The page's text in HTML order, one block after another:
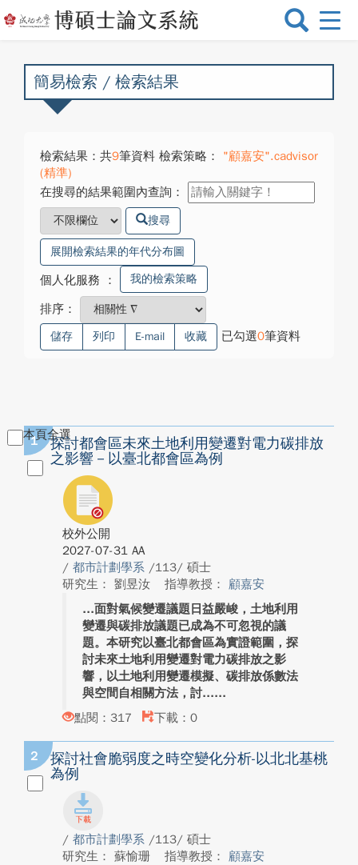
選
換
簡易檢索 / 檢索結果
檢索結果：共9筆資料 檢索策略：
"顧嘉安".cadvisor
(精準)
在搜尋的結果範圍內查詢：
搜尋
展開檢索結果的年代分布圖
個人化服務 ： 我的檢索策略
排序：
儲存 列印 E-mail 收藏 已勾選0筆資料
本頁全選
1
探討都會區未來土地利用變遷對電力碳排放
之影響－以臺北都會區為例
校外公開
2027-07-31 AA
/ 都市計劃學系 /113/ 碩士
研究生： 劉昱汝
指導教授： 顧嘉安
面對氣候變遷議題日益嚴峻，土地利用
變遷與碳排放議題已成為不可忽視的議
題。本研究以臺北都會區為實證範圍，探
討未來土地利用變遷對電力碳排放之影
響，以土地利用變遷模擬、碳排放係數法
與空間自相關方法，討...
點閱：317
下載：0
2
探討社會脆弱度之時空變化分析-以北北基桃
為例
/ 都市計劃學系 /113/ 碩士
研究生： 蘇愉珊
指導教授： 顧嘉安